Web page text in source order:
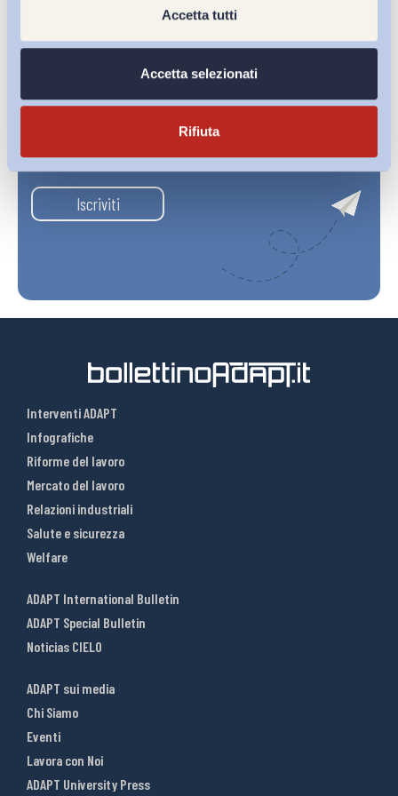
Accetta tutti
Accetta selezionati
Rifiuta
Ho letto e Accetto il trattamento dei dati personali descritti
sulla pagina dellaPrivacy Policy
Iscriviti
Interventi ADAPT
Infografiche
Riforme del lavoro
Mercato del lavoro
Relazioni industriali
Salute e sicurezza
Welfare
ADAPT International Bulletin
ADAPT Special Bulletin
Noticias CIELO
ADAPT sui media
Chi Siamo
Eventi
Lavora con Noi
ADAPT University Press